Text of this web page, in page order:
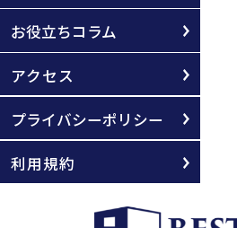
お役立ちコラム
アクセス
プライバシーポリシー
利用規約